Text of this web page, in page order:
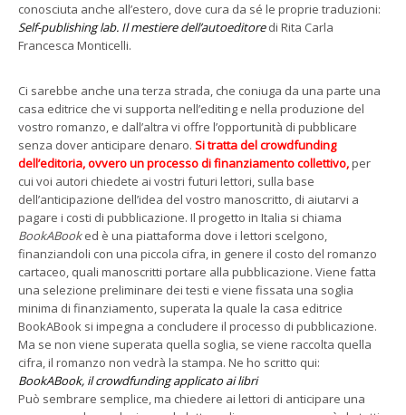
conosciuta anche all’estero, dove cura da sé le proprie traduzioni:
Self-publishing lab. Il mestiere dell’autoeditoredi Rita Carla
Francesca Monticelli.
Ci sarebbe anche una terza strada, che coniuga da una parte una
casa editrice che vi supporta nell’editing e nella produzione del
vostro romanzo, e dall’altra vi offre l’opportunità di pubblicare
senza dover anticipare denaro. Si tratta del crowdfunding
dell’editoria,ovvero un processo di finanziamento collettivo,per
cui voi autori chiedete ai vostri futuri lettori, sulla base
dell’anticipazione dell’idea del vostro manoscritto, di aiutarvi a
pagare i costi di pubblicazione. Il progetto in Italia si chiama
BookABooked è una piattaforma dove i lettori scelgono,
finanziandoli con una piccola cifra, in genere il costo del romanzo
cartaceo, quali manoscritti portare alla pubblicazione. Viene fatta
una selezione preliminare dei testi e viene fissata una soglia
minima di finanziamento, superata la quale la casa editrice
BookABook si impegna a concludere il processo di pubblicazione.
Ma se non viene superata quella soglia, se viene raccolta quella
cifra, il romanzo non vedrà la stampa. Ne ho scritto qui:
BookABook, il crowdfunding applicato ai libri
Può sembrare semplice, ma chiedere ai lettori di anticipare una